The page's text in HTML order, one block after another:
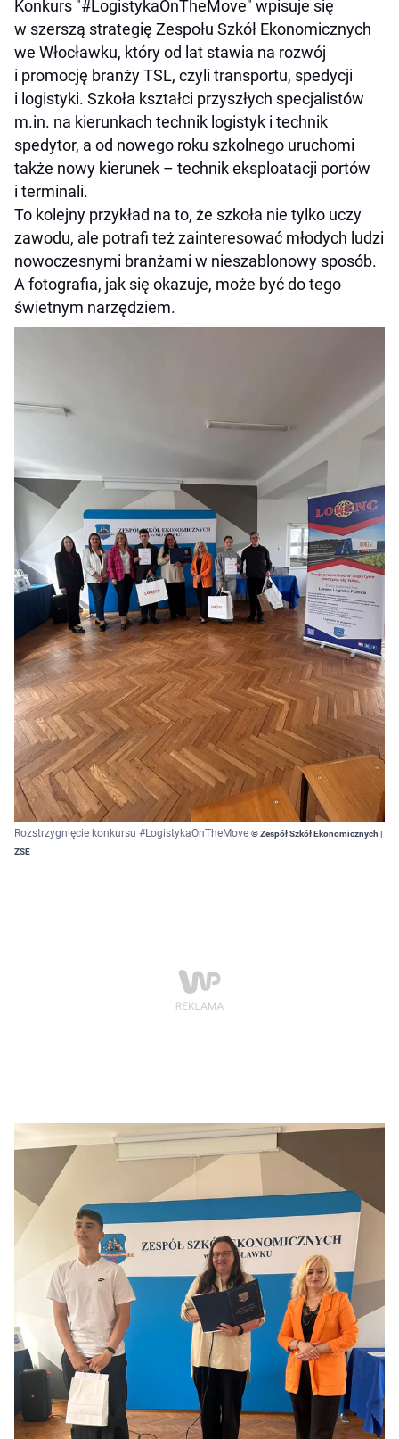
Konkurs "#LogistykaOnTheMove" wpisuje się
w szerszą strategię Zespołu Szkół Ekonomicznych
we Włocławku, który od lat stawia na rozwój
i promocję branży TSL, czyli transportu, spedycji
i logistyki. Szkoła kształci przyszłych specjalistów
m.in. na kierunkach technik logistyk i technik
spedytor, a od nowego roku szkolnego uruchomi
także nowy kierunek – technik eksploatacji portów
i terminali.
To kolejny przykład na to, że szkoła nie tylko uczy
zawodu, ale potrafi też zainteresować młodych ludzi
nowoczesnymi branżami w nieszablonowy sposób.
A fotografia, jak się okazuje, może być do tego
świetnym narzędziem.
Rozstrzygnięcie konkursu #LogistykaOnTheMove © Zespół Szkół Ekonomicznych |
ZSE